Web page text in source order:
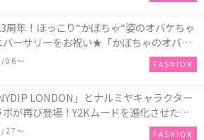
年！ほっこり“かぼちゃ“姿のオバケちゃ
バーサリーをお祝い★「かぼちゃのオバケ
サリー」が新発売！Q-pot CAFE.では
ゃのオバケーキプレート」も登場
06〜 FASHION
LONDON」とナルミヤキャラクター
ボが再び登場！Y2Kムードを進化させた新
ョンを発売♪
27〜 FASHION